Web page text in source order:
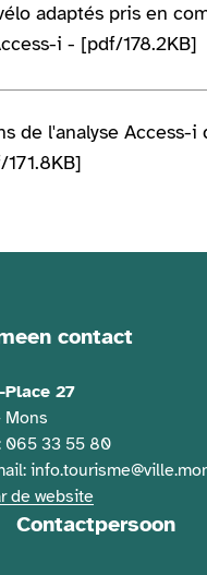
adaptés pris en
i - [pdf/178.2KB]
de l'analyse Access-
contact
Place 27
065 33 55 80
de website
Contactpersoon